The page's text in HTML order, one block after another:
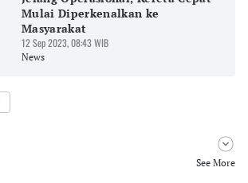
Mulai Diperkenalkan ke
Masyarakat
12 Sep 2023, 08:43 WIB
News
See More